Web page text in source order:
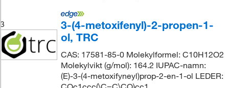
3
3-(4-metoxifenyl)-2-propen-1-
ol, TRC
CAS: 17581-85-0 Molekylformel: C10H12O2
Molekylvikt (g/mol): 164.2 IUPAC-namn:
(E)-3-(4-metoxifyneyl)prop-2-en-1-ol LEDER: